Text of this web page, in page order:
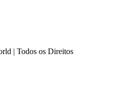
| Todos os Direitos